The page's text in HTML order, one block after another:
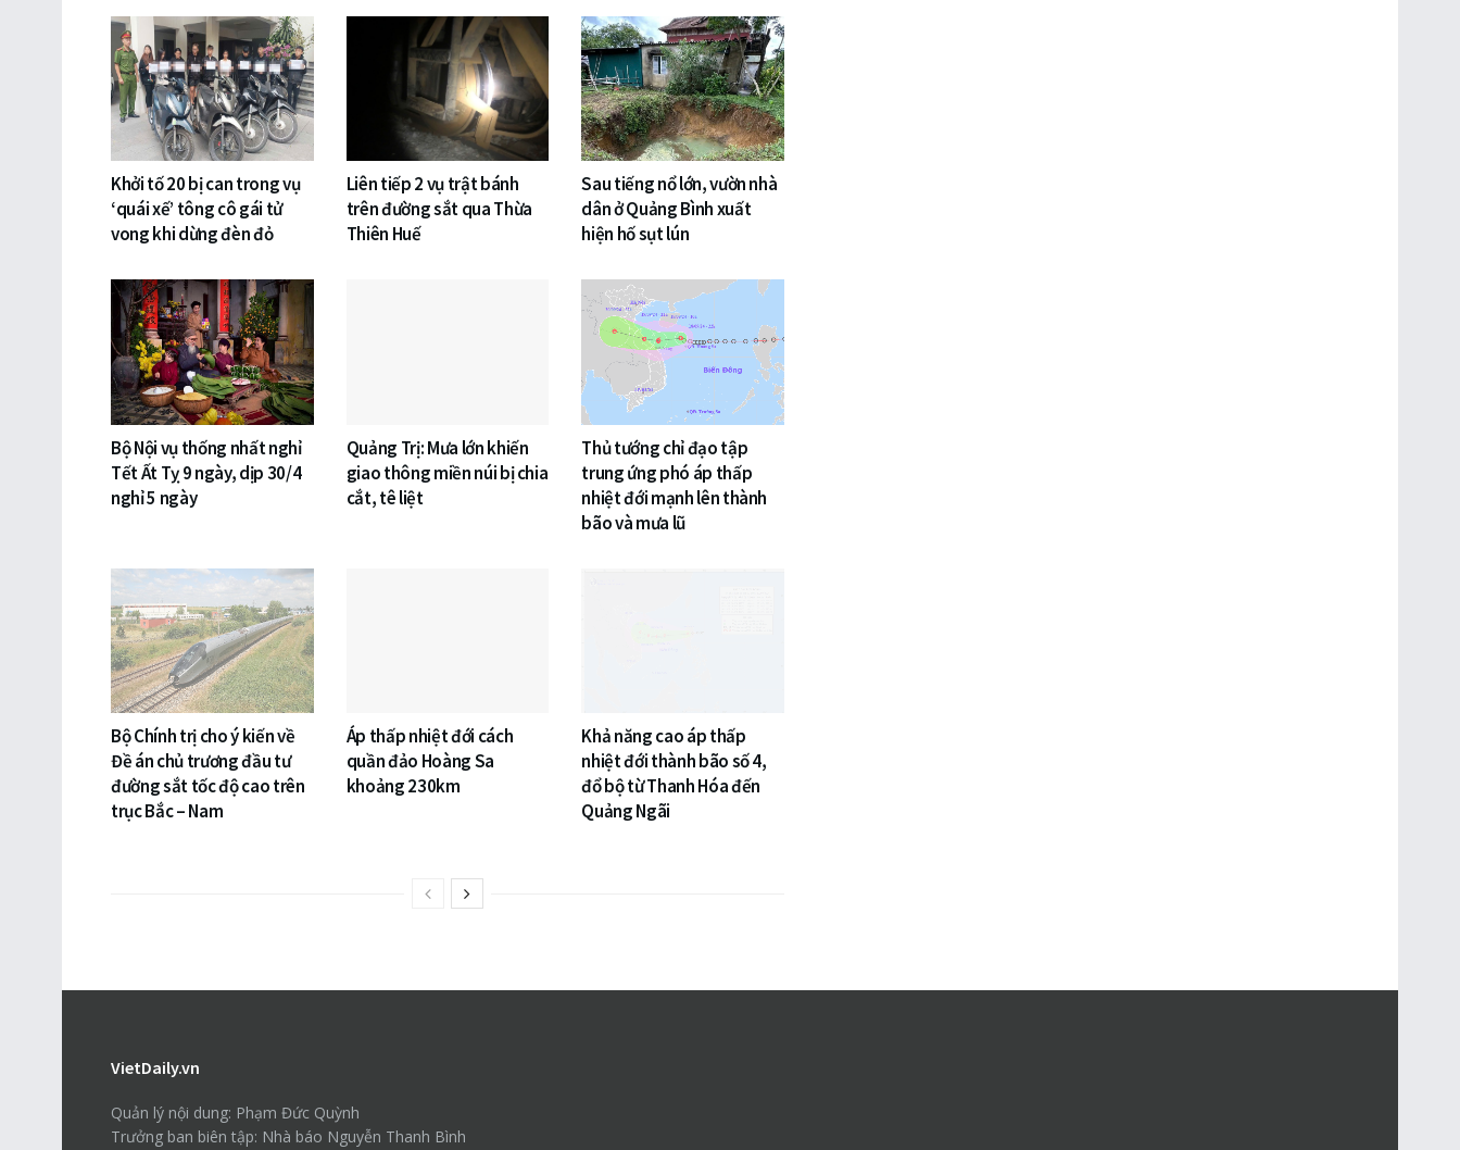
Khởi tố 20 bị can trong vụ
‘quái xế’ tông cô gái tử
vong khi dừng đèn đỏ
Liên tiếp 2 vụ trật bánh
trên đường sắt qua Thừa
Thiên Huế
Sau tiếng nổ lớn, vườn nhà
dân ở Quảng Bình xuất
hiện hố sụt lún
Bộ Nội vụ thống nhất nghỉ
Tết Ất Tỵ 9 ngày, dịp 30/4
nghỉ 5 ngày
Quảng Trị: Mưa lớn khiến
giao thông miền núi bị chia
cắt, tê liệt
Thủ tướng chỉ đạo tập
trung ứng phó áp thấp
nhiệt đới mạnh lên thành
bão và mưa lũ
Bộ Chính trị cho ý kiến về
Đề án chủ trương đầu tư
đường sắt tốc độ cao trên
trục Bắc – Nam
Áp thấp nhiệt đới cách
quần đảo Hoàng Sa
khoảng 230km
Khả năng cao áp thấp
nhiệt đới thành bão số 4,
đổ bộ từ Thanh Hóa đến
Quảng Ngãi
VietDaily.vn
Quản lý nội dung: Phạm Đức Quỳnh
Trưởng ban biên tập: Nhà báo Nguyễn Thanh Bình